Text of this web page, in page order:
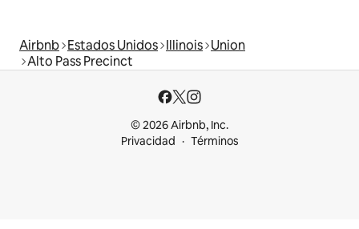
Airbnb Estados Unidos Illinois Union
Alto Pass Precinct
© 2026 Airbnb, Inc.
Privacidad
Términos